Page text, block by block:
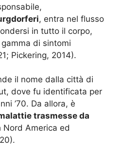
, entra nel flusso
in tutto il corpo,
di sintomi
Pickering, 2014).
il nome dalla città di
dove fu identificata per
’70. Da allora, è
trasmesse da
Nord America ed
.